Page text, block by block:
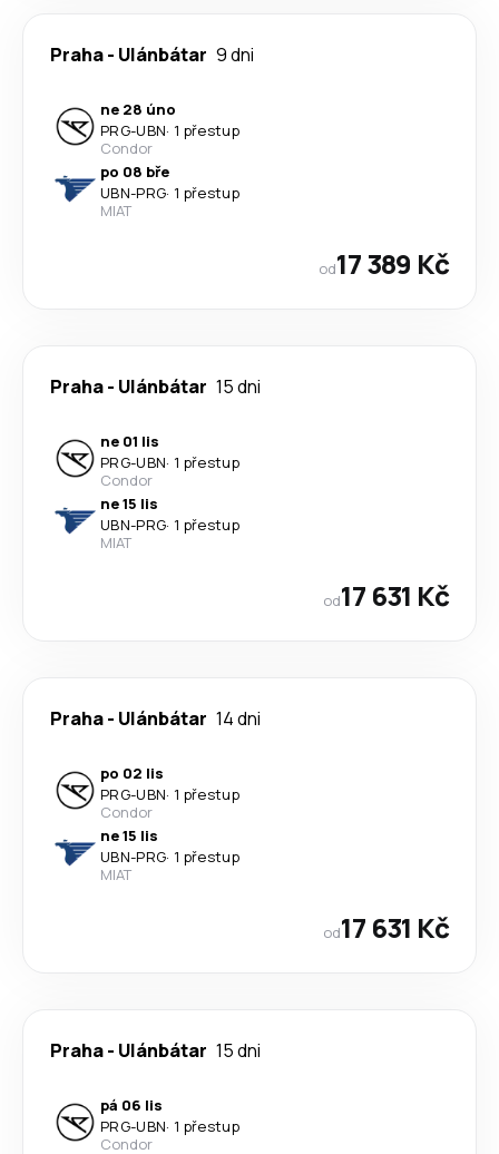
Praha- Ulánbátar 9 dni
ne 28 úno
PRG-UBN· 1 přestup
Condor
po 08 bře
UBN-PRG· 1 přestup
MIAT
od17 389 Kč
Praha- Ulánbátar 15 dni
ne 01 lis
PRG-UBN· 1 přestup
Condor
ne 15 lis
UBN-PRG· 1 přestup
MIAT
od17 631 Kč
Praha- Ulánbátar 14 dni
po 02 lis
PRG-UBN· 1 přestup
Condor
ne 15 lis
UBN-PRG· 1 přestup
MIAT
od17 631 Kč
Praha- Ulánbátar 15 dni
pá 06 lis
PRG-UBN· 1 přestup
Condor